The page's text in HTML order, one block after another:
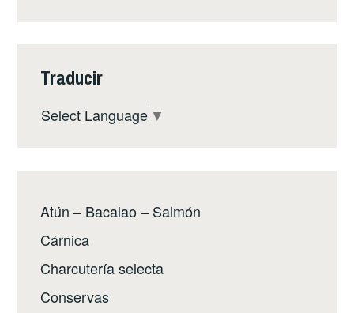
Traducir
Select Language ▼
Atún – Bacalao – Salmón
Cárnica
Charcutería selecta
Conservas